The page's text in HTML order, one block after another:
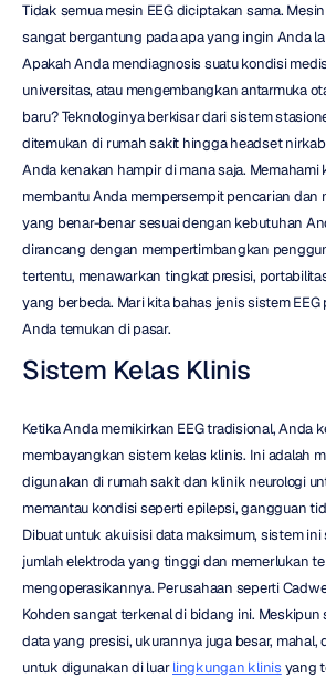
Tidak semua mesin EEG diciptakan sama.
sangat bergantung pada apa yang ingin Anda
Apakah Anda mendiagnosis suatu kondisi
universitas, atau mengembangkan antarmuka
baru? Teknologinya berkisar dari sistem
ditemukan di rumah sakit hingga headset
Anda kenakan hampir di mana saja. Memahami
membantu Anda mempersempit pencarian dan
yang benar-benar sesuai dengan kebutuhan
dirancang dengan mempertimbangkan
tertentu, menawarkan tingkat presisi,
yang berbeda. Mari kita bahas jenis sistem
Anda temukan di pasar.
Sistem Kelas Klinis
Ketika Anda memikirkan EEG tradisional, Anda
membayangkan sistem kelas klinis. Ini adalah
digunakan di rumah sakit dan klinik neurologi
memantau kondisi seperti epilepsi, gangguan
Dibuat untuk akuisisi data maksimum, sistem
jumlah elektroda yang tinggi dan memerlukan
mengoperasikannya. Perusahaan seperti
Kohden sangat terkenal di bidang ini.
data yang presisi, ukurannya juga besar,
untuk digunakan di luar lingkungan klinis yang